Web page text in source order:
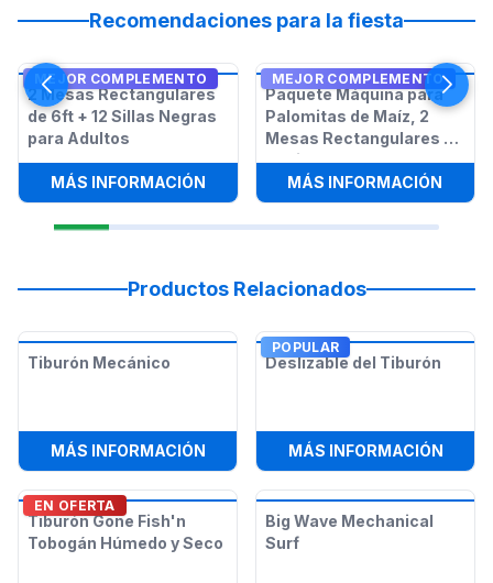
Recomendaciones para la fiesta
MEJOR COMPLEMENTO
2 Mesas Rectangulares
de 6ft + 12 Sillas Negras
para Adultos
MÁS INFORMACIÓN: 2 MESAS RECTANGULARES DE
MEJOR COMPLEMENTO
Paquete Máquina para
Palomitas de Maíz, 2
Mesas Rectangulares y
12 Sillas
MÁS INFORMACIÓN
Productos Relacionados
Tiburón Mecánico
MÁS INFORMACIÓN: TIBURÓN MECÁNICO
POPULAR
Deslizable del Tiburón
MÁS INFORMACIÓN:
EN OFERTA
Tiburón Gone Fish'n
Tobogán Húmedo y Seco
Big Wave Mechanical
Surf